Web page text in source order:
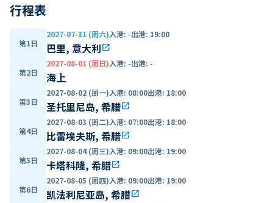
行程表
第1日
2027-07-31 (周六)入港: -出港: 19:00
巴里, 意大利open_in_new
第2日
2027-08-01 (周日)入港: -出港: -
海上
第3日
2027-08-02 (周一)入港: 08:00出港: 18:00
圣托里尼岛, 希腊open_in_new
第4日
2027-08-03 (周二)入港: 07:00出港: 18:00
比雷埃夫斯, 希腊open_in_new
第5日
2027-08-04 (周三)入港: 09:00出港: 19:00
卡塔科隆, 希腊open_in_new
第6日
2027-08-05 (周四)入港: 09:00出港: 19:00
凯法利尼亚岛, 希腊open_in_new